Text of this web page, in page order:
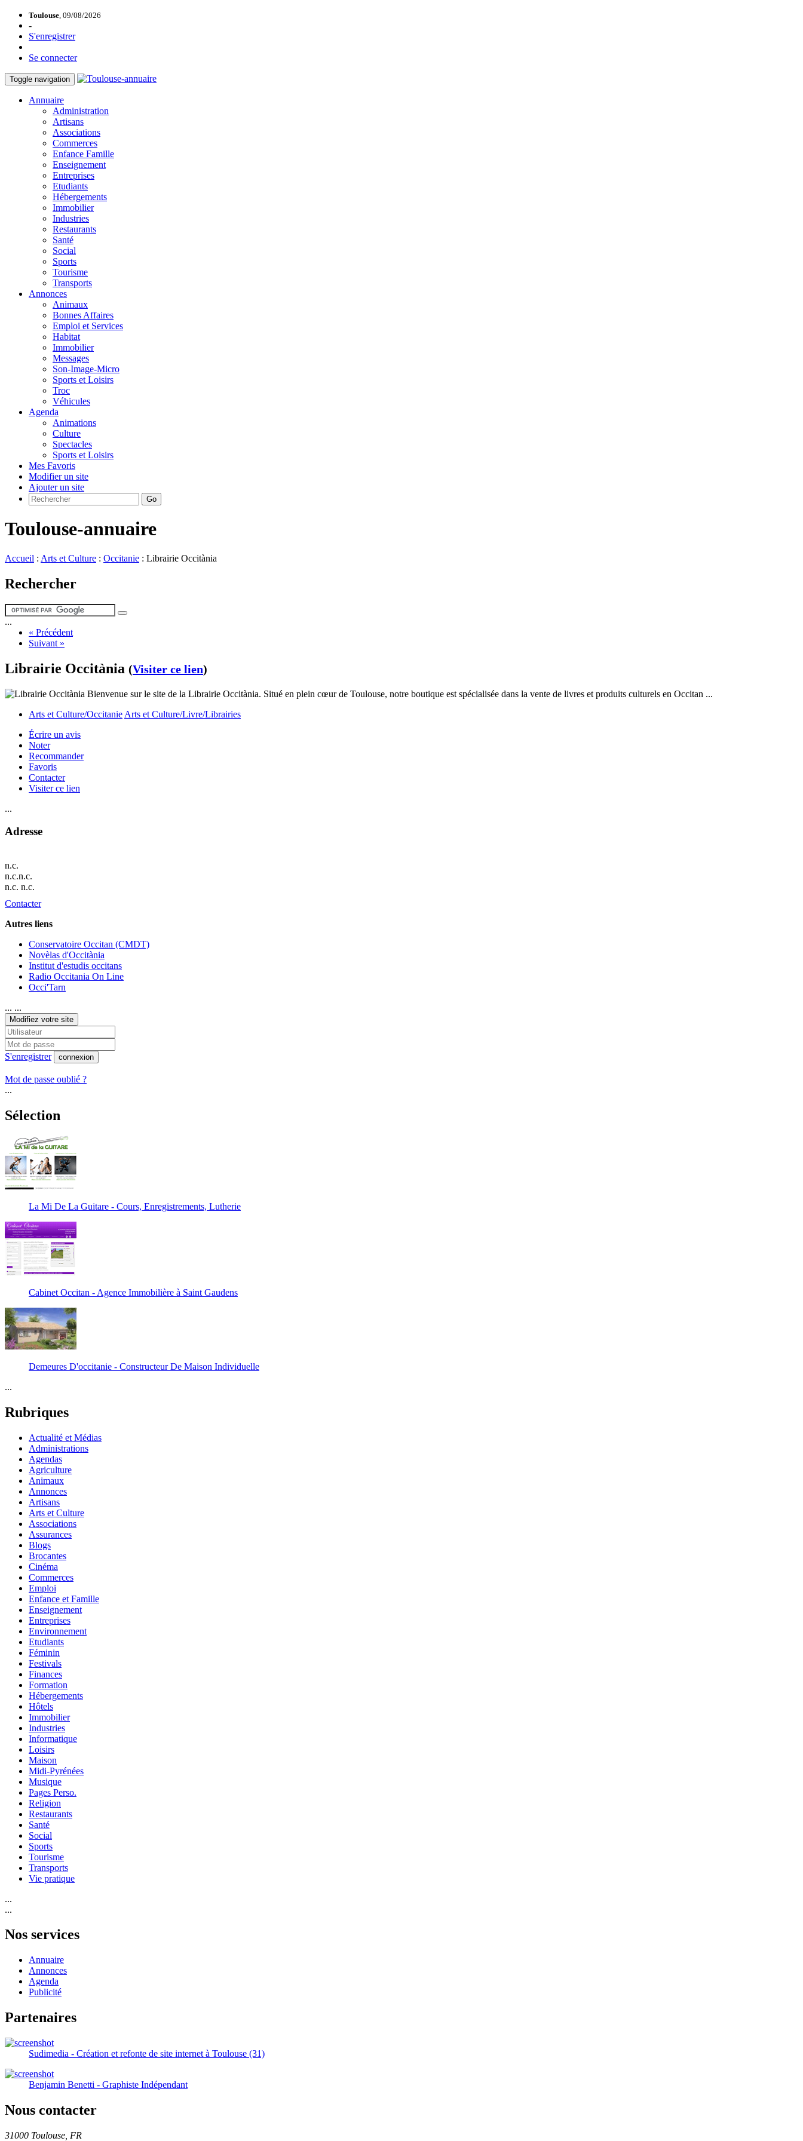
Toulouse, 09/08/2026
-
S'enregistrer
Se connecter
Toggle navigation
Annuaire
Administration
Artisans
Associations
Commerces
Enfance Famille
Enseignement
Entreprises
Etudiants
Hébergements
Immobilier
Industries
Restaurants
Santé
Social
Sports
Tourisme
Transports
Annonces
Animaux
Bonnes Affaires
Emploi et Services
Habitat
Immobilier
Messages
Son-Image-Micro
Sports et Loisirs
Troc
Véhicules
Agenda
Animations
Culture
Spectacles
Sports et Loisirs
Mes Favoris
Modifier un site
Ajouter un site
Go
Toulouse-annuaire
Accueil : Arts et Culture : Occitanie : Librairie Occitània
Rechercher
...
« Précédent
Suivant »
Librairie Occitània (Visiter ce lien)
Bienvenue sur le site de la Librairie Occitània. Situé en plein cœur de Toulouse, notre boutique est spécialisée dans la vente de livres et produits culturels en Occitan ...
Arts et Culture/Occitanie Arts et Culture/Livre/Librairies
Écrire un avis
Noter
Recommander
Favoris
Contacter
Visiter ce lien
...
Adresse
n.c.
n.c.n.c.
n.c. n.c.
Contacter
Autres liens
Conservatoire Occitan (CMDT)
Novèlas d'Occitània
Institut d'estudis occitans
Radio Occitania On Line
Occi'Tarn
... ...
Modifiez votre site
S'enregistrer connexion
Mot de passe oublié ?
...
Sélection
La Mi De La Guitare - Cours, Enregistrements, Lutherie
Cabinet Occitan - Agence Immobilière à Saint Gaudens
Demeures D'occitanie - Constructeur De Maison Individuelle
...
Rubriques
Actualité et Médias
Administrations
Agendas
Agriculture
Animaux
Annonces
Artisans
Arts et Culture
Associations
Assurances
Blogs
Brocantes
Cinéma
Commerces
Emploi
Enfance et Famille
Enseignement
Entreprises
Environnement
Etudiants
Féminin
Festivals
Finances
Formation
Hébergements
Hôtels
Immobilier
Industries
Informatique
Loisirs
Maison
Midi-Pyrénées
Musique
Pages Perso.
Religion
Restaurants
Santé
Social
Sports
Tourisme
Transports
Vie pratique
...
...
Nos services
Annuaire
Annonces
Agenda
Publicité
Partenaires
Sudimedia - Création et refonte de site internet à Toulouse (31)
Benjamin Benetti - Graphiste Indépendant
Nous contacter
31000 Toulouse, FR